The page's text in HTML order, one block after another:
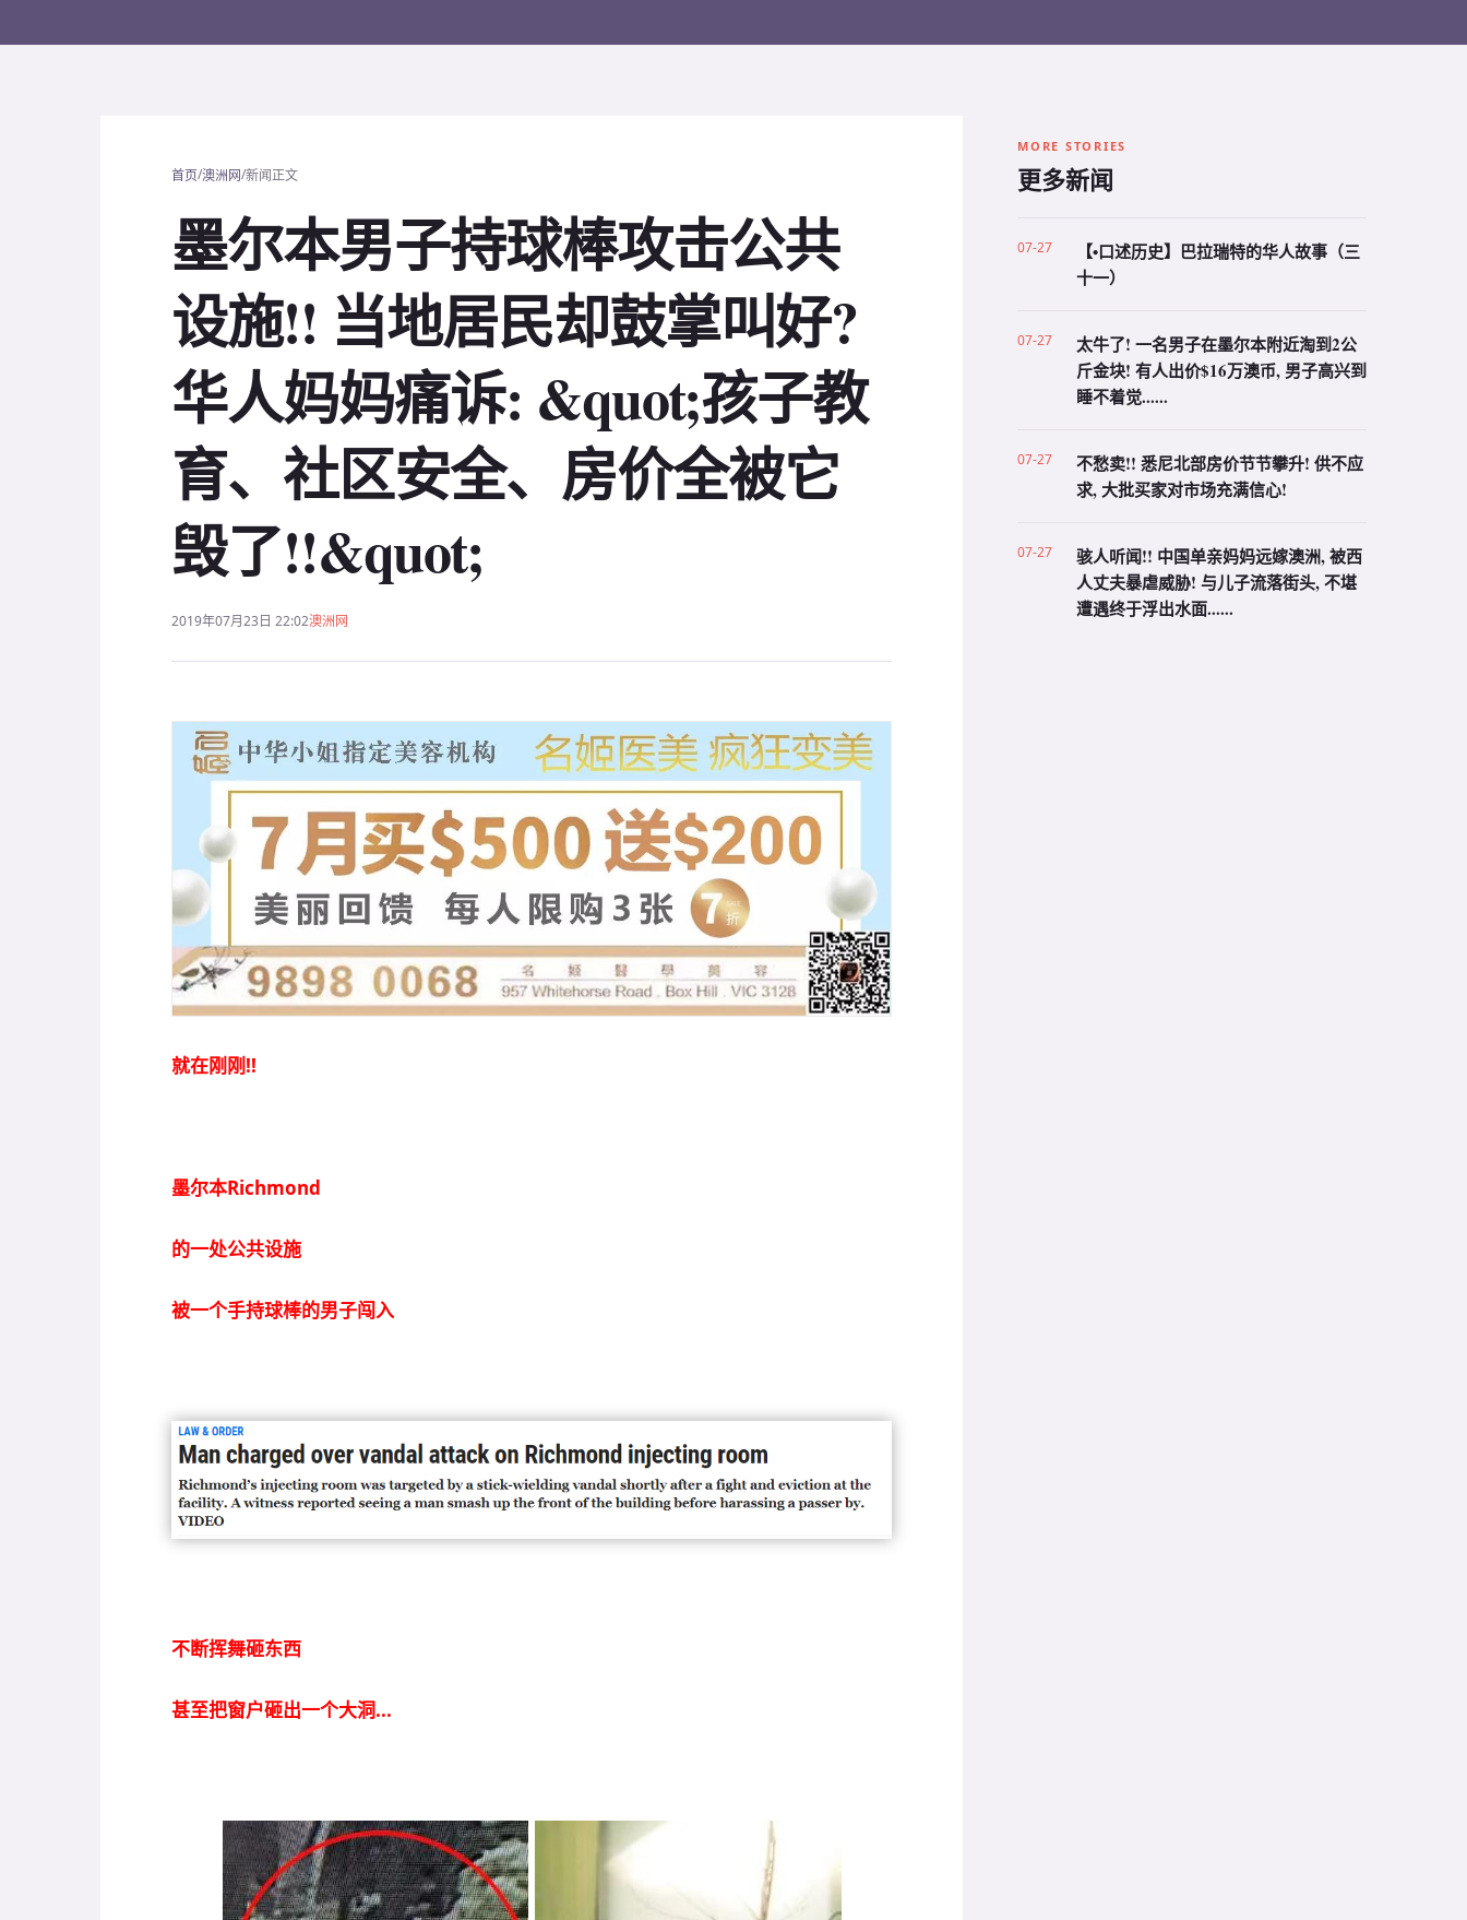
首页/澳洲网/新闻正文
墨尔本男子持球棒攻击公共
设施!! 当地居民却鼓掌叫好?
华人妈妈痛诉: &quot;孩子教
育、社区安全、房价全被它
毁了!!&quot;
2019年07月23日 22:02澳洲网
就在刚刚!!
墨尔本Richmond
的一处公共设施
被一个手持球棒的男子闯入
不断挥舞砸东西
甚至把窗户砸出一个大洞...
MORE STORIES
更多新闻
07-27
【•口述历史】巴拉瑞特的华人故事（三
十一）
07-27
太牛了! 一名男子在墨尔本附近淘到2公
斤金块! 有人出价$16万澳币, 男子高兴到
睡不着觉......
07-27
不愁卖!! 悉尼北部房价节节攀升! 供不应
求, 大批买家对市场充满信心!
07-27
骇人听闻!! 中国单亲妈妈远嫁澳洲, 被西
人丈夫暴虐威胁! 与儿子流落街头, 不堪
遭遇终于浮出水面......